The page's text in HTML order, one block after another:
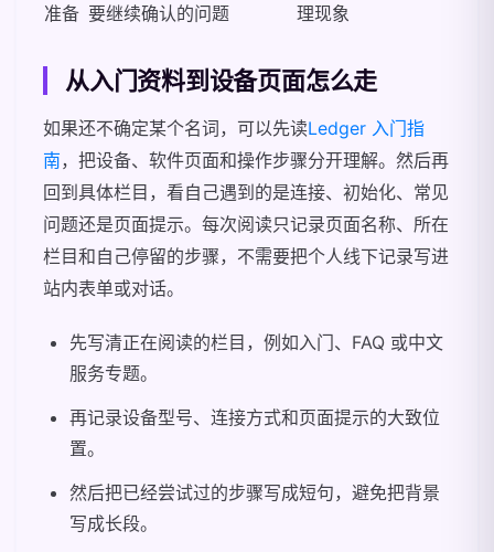
准备 要继续确认的问题
理现象
从入门资料到设备页面怎么走
如果还不确定某个名词，可以先读Ledger 入门指
南，把设备、软件页面和操作步骤分开理解。然后再
回到具体栏目，看自己遇到的是连接、初始化、常见
问题还是页面提示。每次阅读只记录页面名称、所在
栏目和自己停留的步骤，不需要把个人线下记录写进
站内表单或对话。
先写清正在阅读的栏目，例如入门、FAQ 或中文
服务专题。
再记录设备型号、连接方式和页面提示的大致位
置。
然后把已经尝试过的步骤写成短句，避免把背景
写成长段。